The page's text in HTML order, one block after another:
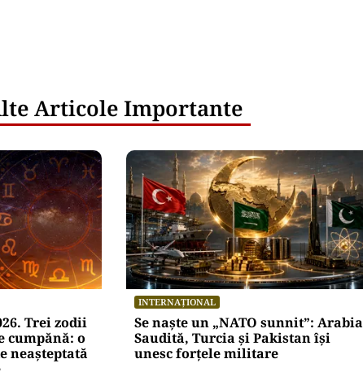
Articole Importante
Trei zodii
cumpănă: o
neașteptată
INTERNAȚIONAL
Se naște un „NATO sunnit”: Arabia
Saudită, Turcia și Pakistan își
unesc forțele militare